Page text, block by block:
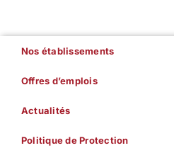
Nos établissements
Offres d’emplois
Actualités
Politique de Protection